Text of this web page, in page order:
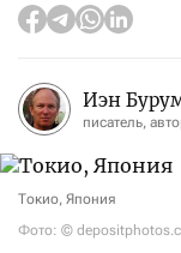
Иэн
писатель,
Токио, Япония
Фото: ©